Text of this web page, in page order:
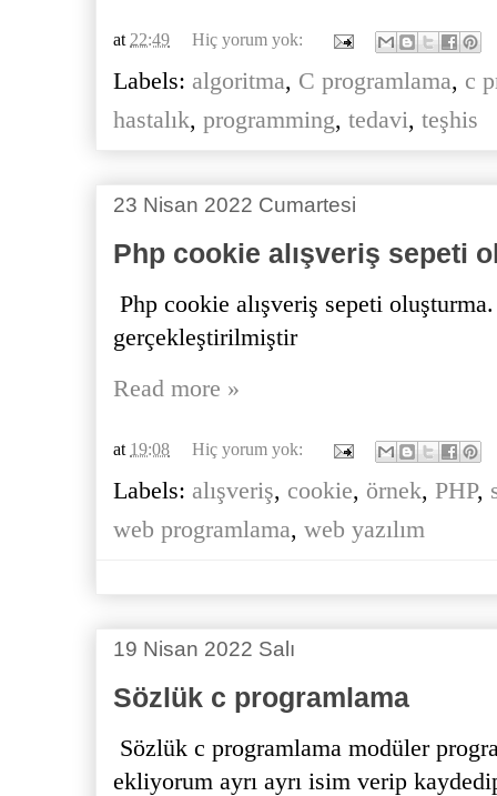
at 22:49 Hiç yorum yok:
Labels: algoritma, C programlama, c
hastalık, programming, tedavi, teşhis
23 Nisan 2022 Cumartesi
Php cookie alışveriş sepeti
Php cookie alışveriş sepeti
gerçekleştirilmiştir
Read more »
at 19:08 Hiç yorum yok:
Labels: alışveriş, cookie, örnek, PHP,
web programlama, web yazılım
19 Nisan 2022 Salı
Sözlük c programlama
Sözlük c programlama modüler
ekliyorum ayrı ayrı isim verip